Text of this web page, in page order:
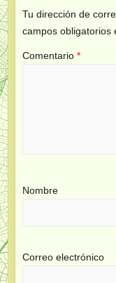
Tu dirección de
campos obligatorios
Comentario *
Nombre
Correo electrónico